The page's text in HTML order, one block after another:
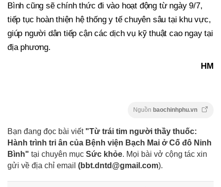
Bình cũng sẽ chính thức đi vào hoạt động từ ngày 9/7,
tiếp tục hoàn thiện hệ thống y tế chuyên sâu tại khu vực,
giúp người dân tiếp cận các dịch vụ kỹ thuật cao ngay tại
địa phương.
HM
Nguồn baochinhphu.vn
Bạn đang đọc bài viết "Từ trái tim người thầy thuốc:
Hành trình tri ân của Bệnh viện Bạch Mai ở Cố đô Ninh
Bình" tại chuyên mục Sức khỏe. Mọi bài vở cộng tác xin
gửi về địa chỉ email (bbt.dntd@gmail.com).